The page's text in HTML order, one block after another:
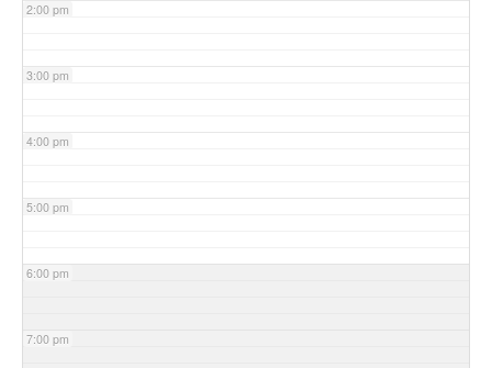
2:00 pm
3:00 pm
4:00 pm
5:00 pm
6:00 pm
7:00 pm